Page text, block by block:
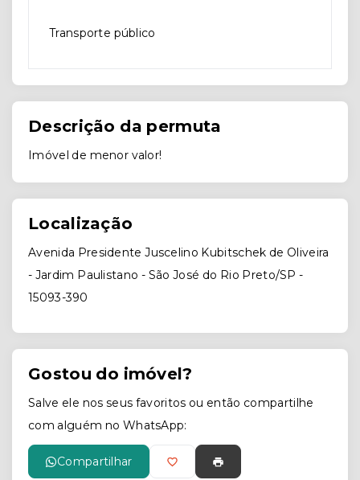
Transporte público
Descrição da permuta
Imóvel de menor valor!
Localização
Avenida Presidente Juscelino Kubitschek de Oliveira
- Jardim Paulistano - São José do Rio Preto/SP -
15093-390
Gostou do imóvel?
Salve ele nos seus favoritos ou então compartilhe
com alguém no WhatsApp:
Compartilhar